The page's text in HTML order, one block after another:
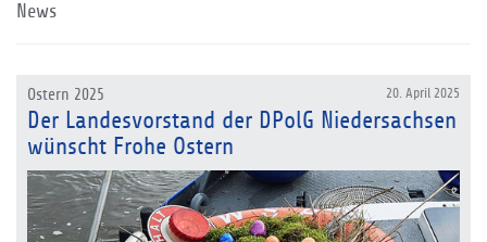
News
20. April 2025
Ostern 2025
Der Landesvorstand der DPolG Niedersachsen
wünscht Frohe Ostern